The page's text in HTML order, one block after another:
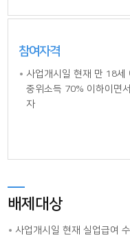
참여자격
사업개시일 현재 만 18세
중위소득 70% 이하이면
자
배제대상
사업개시일 현재 실업급여